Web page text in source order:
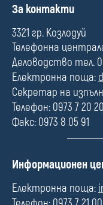
П
л
е
За контакти
3321 гр. Козлодуй
Телефонна
Деловодство тел.
Електронна поща:
Секретар на
Телефон: 0973 7 20 20
Факс: 0973 8 05 91
П
л
е
Информационен
Електронна поща: